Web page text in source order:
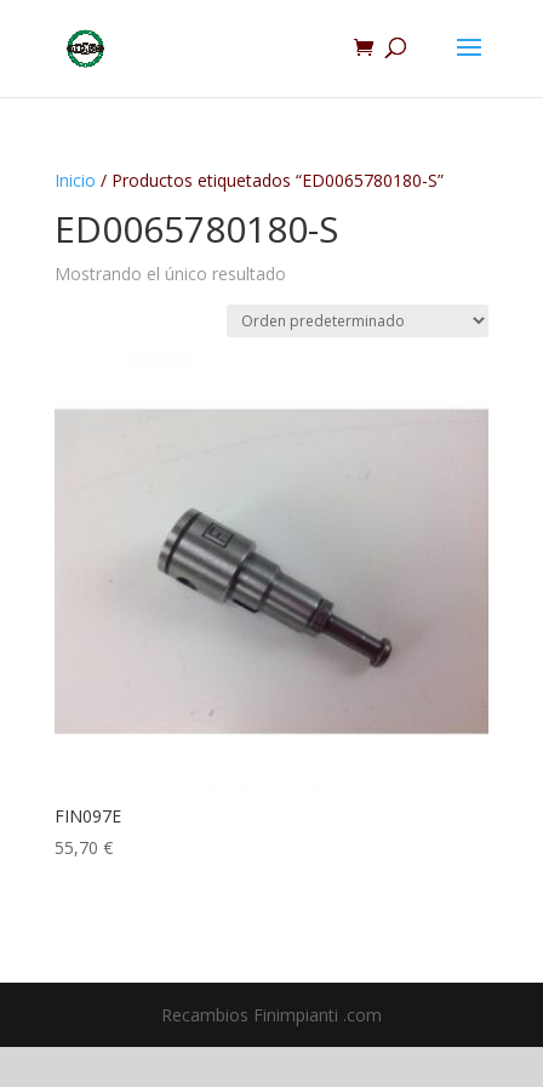
Inicio / Productos etiquetados “ED0065780180-S”
ED0065780180-S
Mostrando el único resultado
FIN097E
55,70 €
Recambios Finimpianti .com